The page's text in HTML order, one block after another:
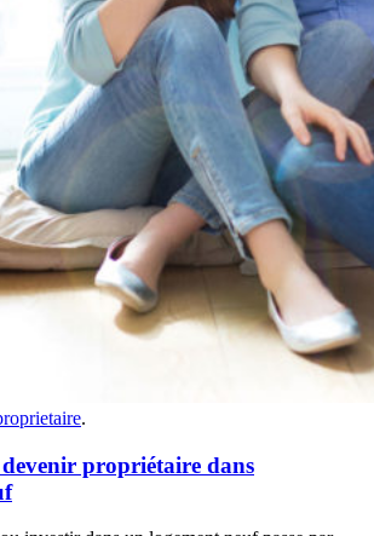
.
propriétaire dans